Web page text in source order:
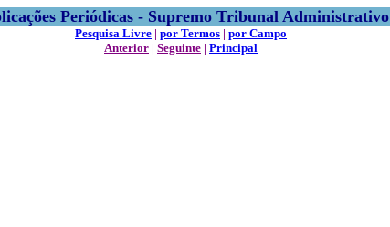
Periódicas - Supremo Tribunal Administrativo
Pesquisa Livre | por Termos | por Campo
Anterior | Seguinte | Principal